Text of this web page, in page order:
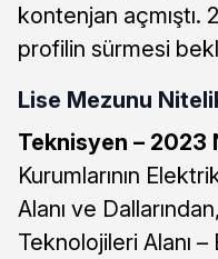
kontenjan açmıştı.
profilin sürmesi
Lise Mezunu
Teknisyen – 2023
Kurumlarının
Alanı ve
Teknolojileri Alanı